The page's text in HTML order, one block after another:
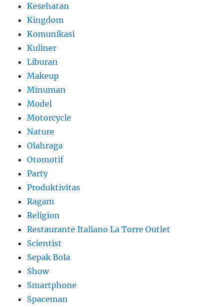
Kesehatan
Kingdom
Komunikasi
Kuliner
Liburan
Makeup
Minuman
Model
Motorcycle
Nature
Olahraga
Otomotif
Party
Produktivitas
Ragam
Religion
Restaurante Italiano La Torre Outlet
Scientist
Sepak Bola
Show
Smartphone
Spaceman